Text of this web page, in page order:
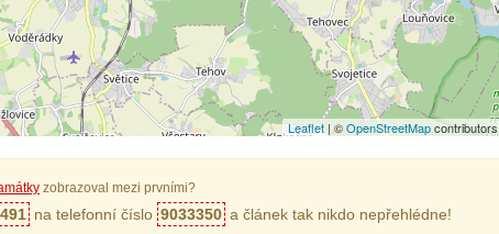
Leaflet| ©OpenStreetMapcontributors
zobrazoval mezi prvními?
na telefonní číslo 9033350 a článek tak nikdo nepřehlédne!